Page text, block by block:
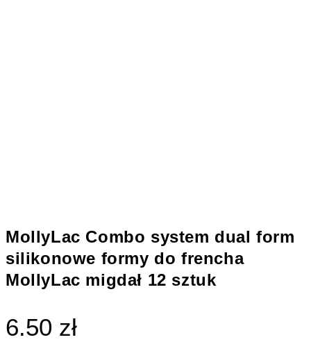
MollyLac Combo system dual form
silikonowe formy do frencha
MollyLac migdał 12 sztuk
6.50 zł